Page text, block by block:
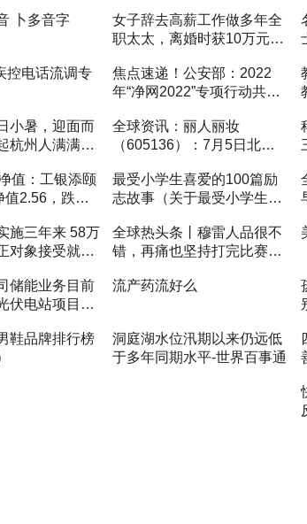
卜多音字
女子辞去高薪工作做多年全
职太太，离婚时获10万元经
控电话流调专
焦点速递！公安部：2022
年“净网2022”专项行动共侦
小暑，迎面而
杭州人满满的
全球资讯：丽人丽妆
（605136）：7月5日北向
值：工银添颐
值2.56，跌
最受小学生喜爱的100篇励
志故事（关于最受小学生喜
全球资讯
施三年来 58万
对象接受就业
全球热头条丨穆雷人品很不
错，再痛也坚持打完比赛，
储能业务目前
伏电站项目配
流产药流好么
鞋品牌排行榜
洞庭湖水位汛期以来仍远低
于多年同期水平-世界百事通